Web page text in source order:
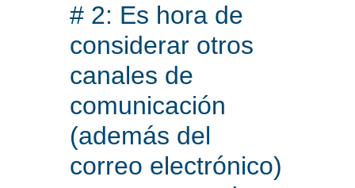
# 2: Es hora de
considerar otros
canales de
comunicación
(además del
correo electrónico)